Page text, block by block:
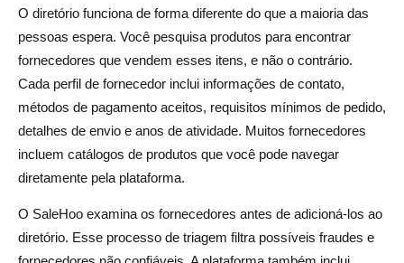
O diretório funciona de forma diferente do que a maioria das
pessoas espera. Você pesquisa produtos para encontrar
fornecedores que vendem esses itens, e não o contrário.
Cada perfil de fornecedor inclui informações de contato,
métodos de pagamento aceitos, requisitos mínimos de pedido,
detalhes de envio e anos de atividade. Muitos fornecedores
incluem catálogos de produtos que você pode navegar
diretamente pela plataforma.
O SaleHoo examina os fornecedores antes de adicioná-los ao
diretório. Esse processo de triagem filtra possíveis fraudes e